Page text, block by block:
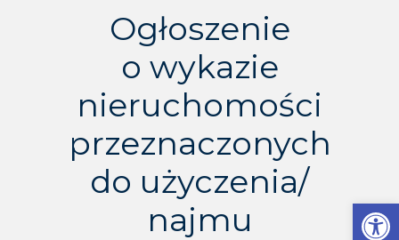
Otwórz pasek narzędzi
Ogłoszenie
o wykazie
nieruchomości
przeznaczonych
do użyczenia/
najmu